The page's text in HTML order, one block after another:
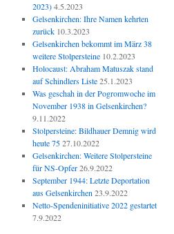
2023) 4.5.2023
Gelsenkirchen: Ihre Namen kehrten
zurück 10.3.2023
Gelsenkirchen bekommt im März 38
weitere Stolpersteine 10.2.2023
Holocaust: Abraham Matuszak stand
auf Schindlers Liste 25.1.2023
Was geschah in der Pogromwoche im
November 1938 in Gelsenkirchen?
9.11.2022
Stolpersteine: Bildhauer Demnig wird
heute 75 27.10.2022
Gelsenkirchen: Weitere Stolpersteine
für NS-Opfer 26.9.2022
September 1944: Letzte Deportation
aus Gelsenkirchen 23.9.2022
Netto-Spendeninitiative 2022 gestartet
7.9.2022